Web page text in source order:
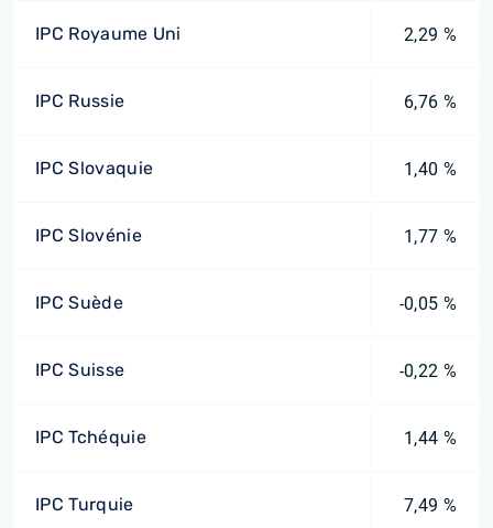
IPC Royaume Uni 2,29 %
IPC Russie 6,76 %
IPC Slovaquie 1,40 %
IPC Slovénie 1,77 %
IPC Suède -0,05 %
IPC Suisse -0,22 %
IPC Tchéquie 1,44 %
IPC Turquie 7,49 %